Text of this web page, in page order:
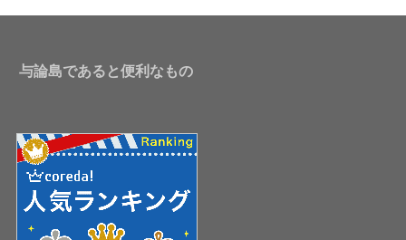
与論島であると便利なもの